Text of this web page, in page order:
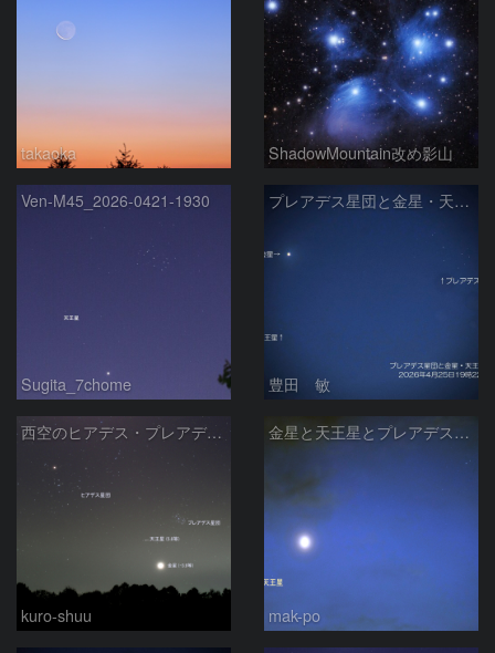
takaoka ShadowMountain改め影山
Ven-M45_2026-0421-1930
Sugita_7chome
プレアデス星団と金星・天王星の接近 2026/4/25
豊田 敏
西空のヒアデス・プレアデス星団と金星(-3.9等)・天王星(5.8等) (2026/04/21)
kuro-shuu
金星と天王星とプレアデス星団の接近
mak-po